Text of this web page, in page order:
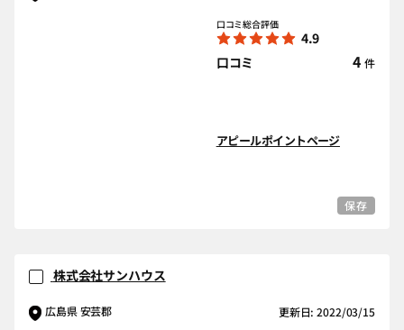
口コミ総合評価
4.9
口コミ
4 件
アピールポイントページ
保存
株式会社サンハウス
広島県 安芸郡 更新日: 2022/03/15